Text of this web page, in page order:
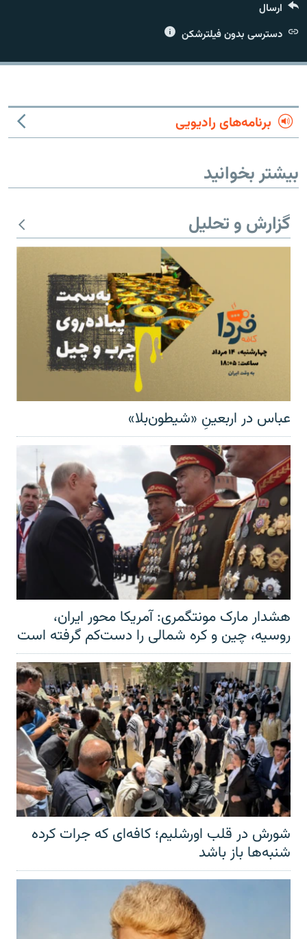
ارسال
دسترسی بدون فیلترشکن
برنامه‌های رادیویی
بیشتر بخوانید
گزارش و تحلیل
عباس در اربعینِ «شیطون‌بلا»
هشدار مارک مونتگمری: آمریکا محور ایران،
روسیه، چین و کره شمالی را دست‌کم گرفته است
شورش در قلب اورشلیم؛ کافه‌ای که جرات کرده
شنبه‌ها باز باشد